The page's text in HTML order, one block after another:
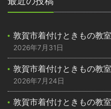
敦賀市着付けときもの教
2026年7月31日
敦賀市着付けときもの教
2026年7月24日
敦賀市着付けときもの教